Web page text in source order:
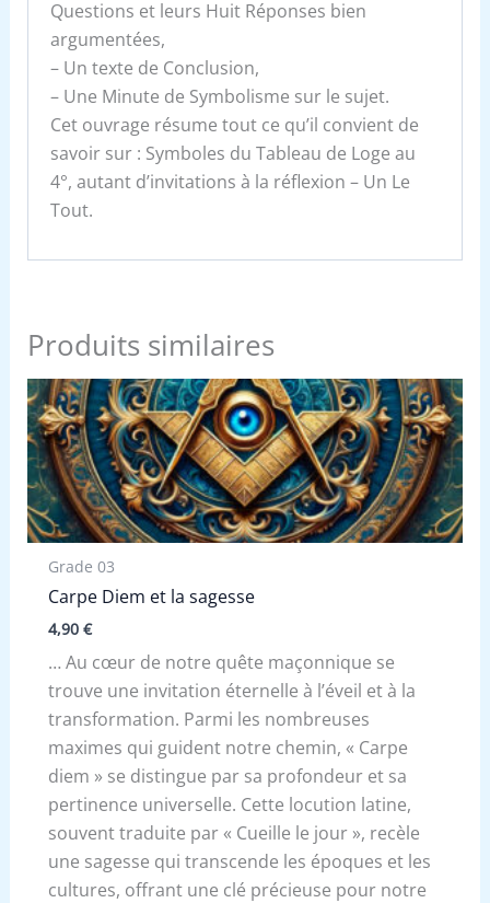
Questions et leurs Huit Réponses bien
argumentées,
– Un texte de Conclusion,
– Une Minute de Symbolisme sur le sujet.
Cet ouvrage résume tout ce qu’il convient de
savoir sur : Symboles du Tableau de Loge au
4°, autant d’invitations à la réflexion – Un Le
Tout.
Produits similaires
Grade 03
Carpe Diem et la sagesse
4,90 €
… Au cœur de notre quête maçonnique se
trouve une invitation éternelle à l’éveil et à la
transformation. Parmi les nombreuses
maximes qui guident notre chemin, « Carpe
diem » se distingue par sa profondeur et sa
pertinence universelle. Cette locution latine,
souvent traduite par « Cueille le jour », recèle
une sagesse qui transcende les époques et les
cultures, offrant une clé précieuse pour notre